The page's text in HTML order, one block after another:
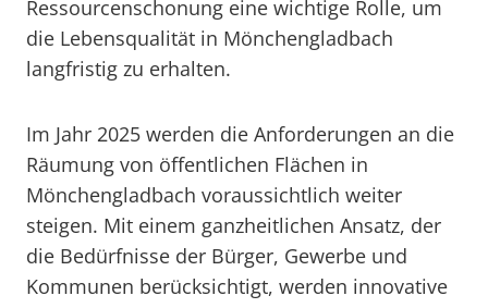
Ressourcenschonung eine wichtige Rolle, um
die Lebensqualität in Mönchengladbach
langfristig zu erhalten.
Im Jahr 2025 werden die Anforderungen an die
Räumung von öffentlichen Flächen in
Mönchengladbach voraussichtlich weiter
steigen. Mit einem ganzheitlichen Ansatz, der
die Bedürfnisse der Bürger, Gewerbe und
Kommunen berücksichtigt, werden innovative